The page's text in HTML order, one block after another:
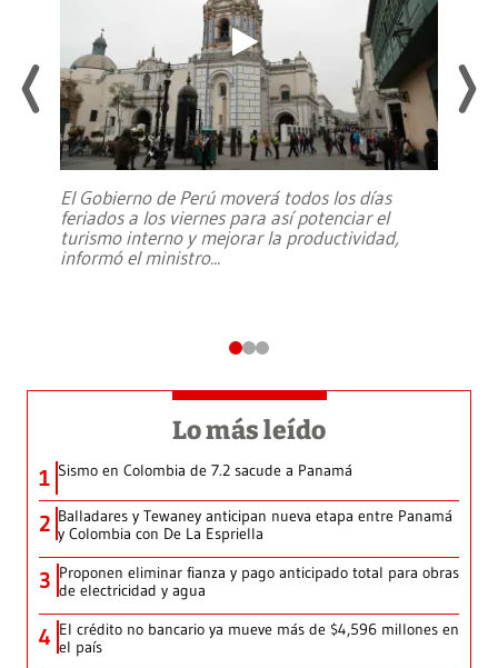
El Gobierno de Perú moverá todos los días
feriados a los viernes para así potenciar el
turismo interno y mejorar la productividad,
informó el ministro...
Lo más leído
1 Sismo en Colombia de 7.2 sacude a Panamá
2 Balladares y Tewaney anticipan nueva etapa entre Panamá
y Colombia con De La Espriella
3 Proponen eliminar fianza y pago anticipado total para obras
de electricidad y agua
4 El crédito no bancario ya mueve más de $4,596 millones en
el país